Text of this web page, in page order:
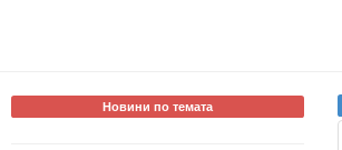
Новини по темата